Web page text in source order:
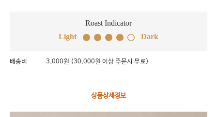
Roast Indicator
Light
Dark
배송비 3,000원 (30,000원 이상 주문시 무료)
상품상세정보